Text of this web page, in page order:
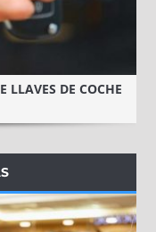
LLAVES DE COCHE